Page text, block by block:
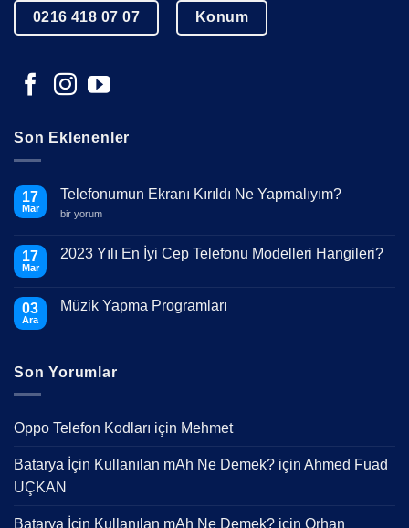
0216 418 07 07 Konum
Son Eklenenler
17
Mar
Telefonumun Ekranı Kırıldı Ne Yapmalıyım?
Telefonumun
Ne
Yapmalıyım?
bir yorum
17
Mar
2023 Yılı En İyi Cep Telefonu Modelleri Hangileri?
Yılı
Hangileri?
03
Ara
Müzik Yapma Programları
Programları
Son Yorumlar
Oppo Telefon Kodları için Mehmet
Batarya İçin Kullanılan mAh Ne Demek? için Ahmed Fuad
UÇKAN
Batarya İçin Kullanılan mAh Ne Demek? için Orhan